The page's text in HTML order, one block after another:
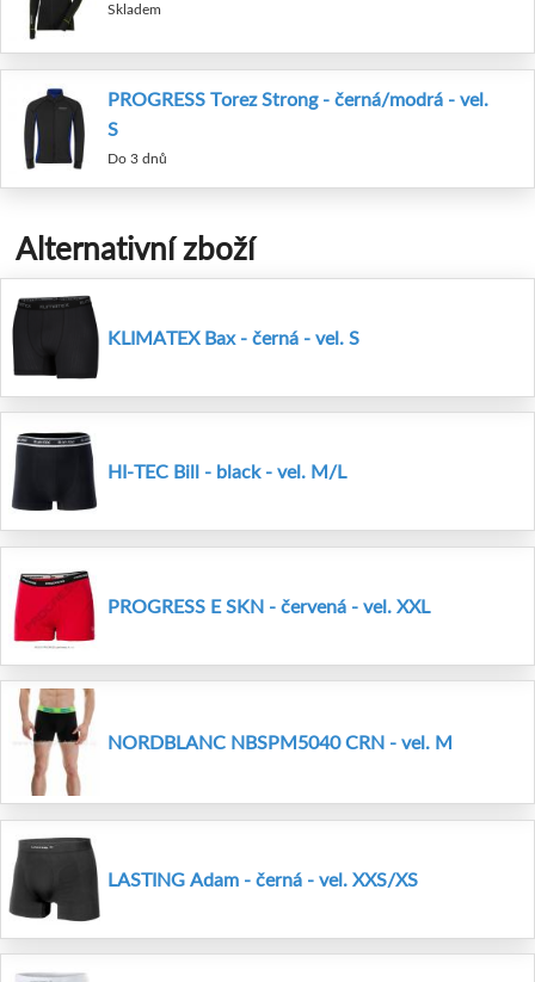
Skladem
PROGRESS Torez Strong - černá/modrá - vel.
S
Do 3 dnů
Alternativní zboží
KLIMATEX Bax - černá - vel. S
HI-TEC Bill - black - vel. M/L
PROGRESS E SKN - červená - vel. XXL
NORDBLANC NBSPM5040 CRN - vel. M
LASTING Adam - černá - vel. XXS/XS